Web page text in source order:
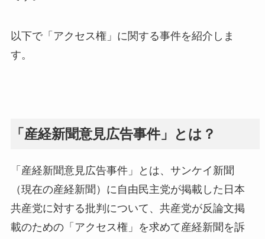
以下で「アクセス権」に関する事件を紹介しま
す。
「産経新聞意見広告事件」とは？
「産経新聞意見広告事件」とは、サンケイ新聞
（現在の産経新聞）に自由民主党が掲載した日本
共産党に対する批判について、共産党が反論文掲
載のための「アクセス権」を求めて産経新聞を訴